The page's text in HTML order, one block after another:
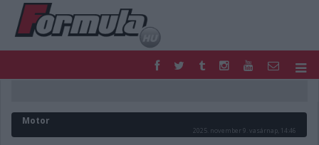
FORMULA
MOTOR
HAZAI
Motor
2025. november 9. vasárnap, 14:46